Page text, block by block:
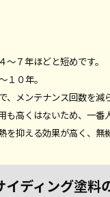
７年ほどと短めです。
０年。
メンテナンス回数を減
高くはないため、一番
抑える効果が高く、無
イディング塗料